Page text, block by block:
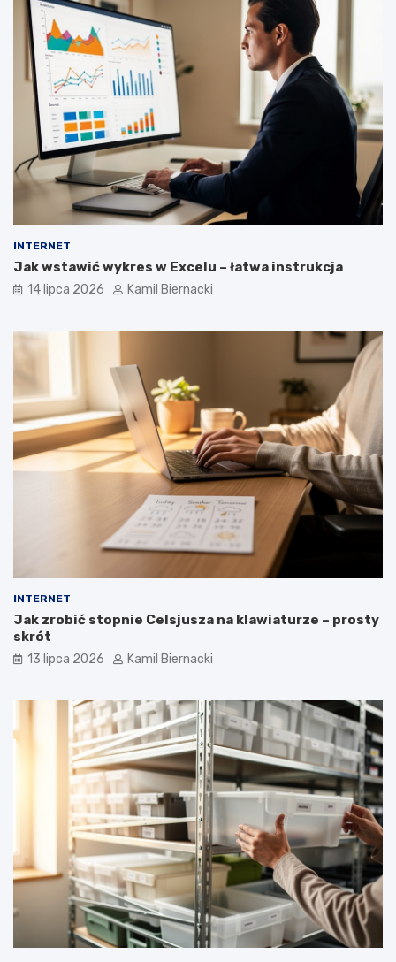
INTERNET
Jak wstawić wykres w Excelu – łatwa instrukcja
14 lipca 2026 Kamil Biernacki
INTERNET
Jak zrobić stopnie Celsjusza na klawiaturze – prosty
skrót
13 lipca 2026 Kamil Biernacki